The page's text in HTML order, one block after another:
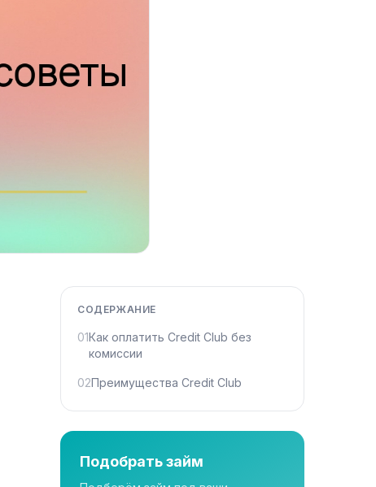
СОДЕРЖАНИЕ
01Как оплатить Credit Club без
комиссии
02Преимущества Credit Club
Подобрать займ